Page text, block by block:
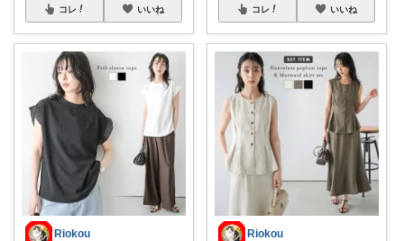
コレ いいね
Riokou
コレ いいね
Riokou